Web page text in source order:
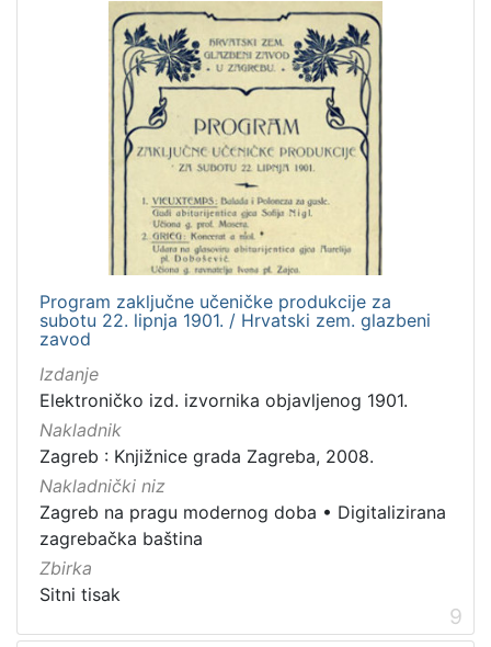
Program zaključne učeničke produkcije za
subotu 22. lipnja 1901. / Hrvatski zem. glazbeni
zavod
Izdanje
Elektroničko izd. izvornika objavljenog 1901.
Nakladnik
Zagreb : Knjižnice grada Zagreba, 2008.
Nakladnički niz
Zagreb na pragu modernog doba • Digitalizirana
zagrebačka baština
Zbirka
Sitni tisak
9